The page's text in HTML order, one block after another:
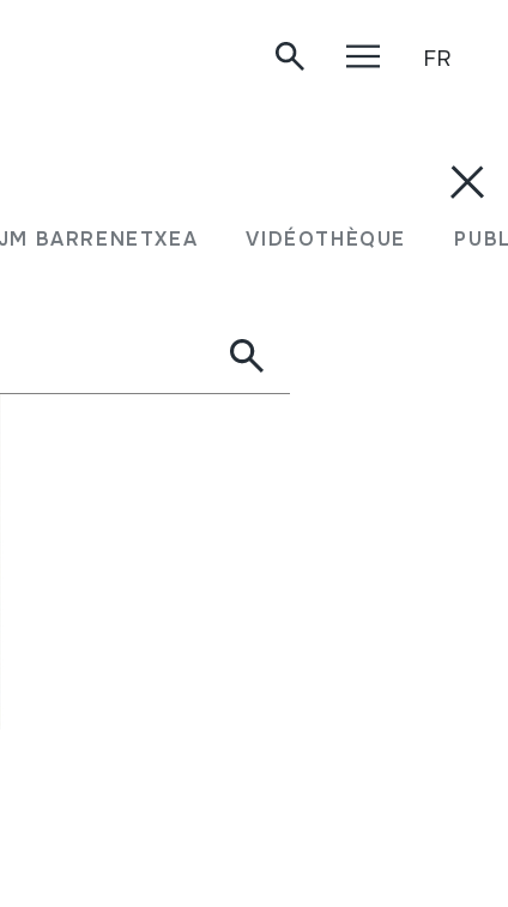
BARRENETXEA VIDÉOTHÈQUE
FR